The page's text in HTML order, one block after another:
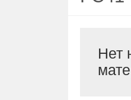
Нет